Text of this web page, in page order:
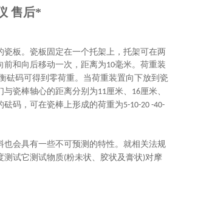
售后*
板。瓷板固定在一个托架上，托架可在两
前和向后移动一次，距离为10毫米。荷重装
砝码可得到零荷重。当荷重装置向下放到瓷
与瓷棒轴心的距离分别为11厘米、 16厘米、
码，可在瓷棒上形成的荷重为5-10-20 -40-
会具有一些不可预测的特性。就相关法规
测试它测试物质(粉未状、胶状及膏状)对摩